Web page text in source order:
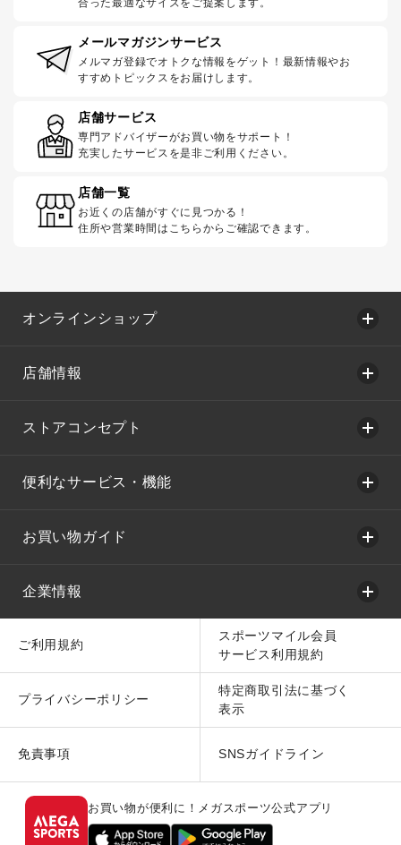
メールマガジンサービス
メルマガ登録でオトクな情報をゲット！最新情報やお
すすめトピックスをお届けします。
店舗サービス
専門アドバイザーがお買い物をサポート！
充実したサービスを是非ご利用ください。
店舗一覧
お近くの店舗がすぐに見つかる！
住所や営業時間はこちらからご確認できます。
オンラインショップ
店舗情報
ストアコンセプト
便利なサービス・機能
お買い物ガイド
企業情報
ご利用規約
スポーツマイル会員
サービス利用規約
プライバシーポリシー
特定商取引法に基づく
表示
免責事項 SNSガイドライン
お買い物が便利に！メガスポーツ公式アプリ